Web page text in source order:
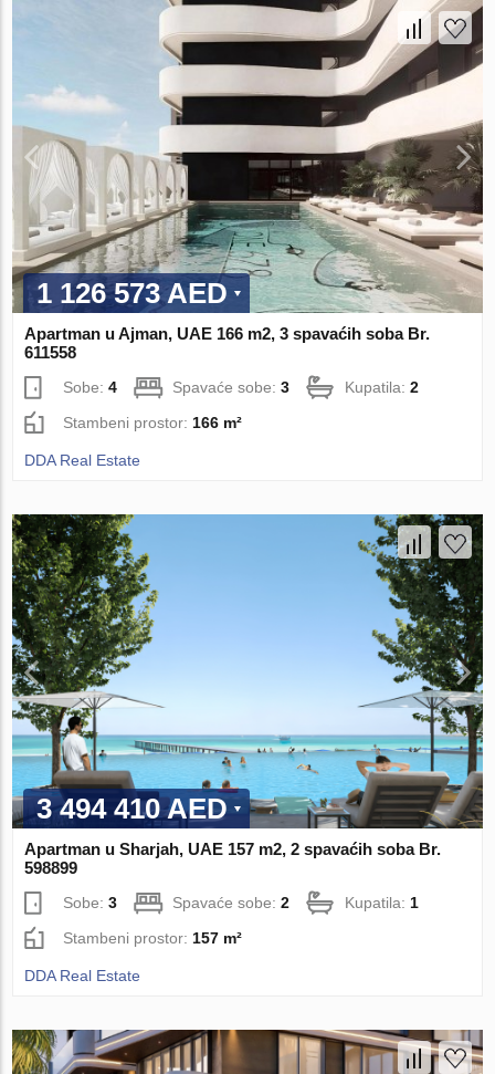
1 126 573 AED
Apartman u Ajman, UAE 166 m2, 3 spavaćih soba Br.
611558
Sobe:4 Spavaće sobe:3 Kupatila:2
Stambeni prostor:166 m²
DDA Real Estate
3 494 410 AED
Apartman u Sharjah, UAE 157 m2, 2 spavaćih soba Br.
598899
Sobe:3 Spavaće sobe:2 Kupatila: 1
Stambeni prostor: 157 m²
DDA Real Estate